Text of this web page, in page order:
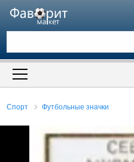
Искать также в описании
Спорт Футбольные значки